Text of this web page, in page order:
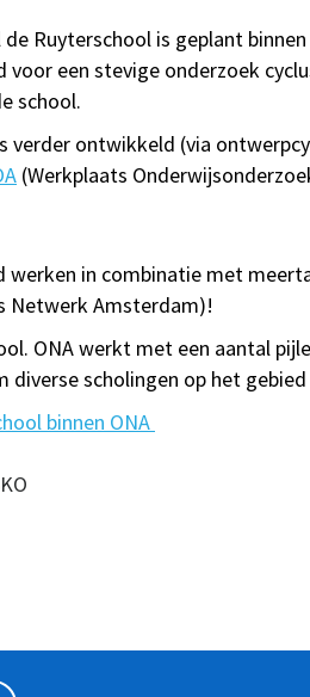
Ruyterschool is geplant
voor een stevige onderzoek
school.
ontwikkeld (via
(Werkplaats
in combinatie met
Netwerk Amsterdam)!
ONA werkt met een aantal
scholingen op het
binnen ONA